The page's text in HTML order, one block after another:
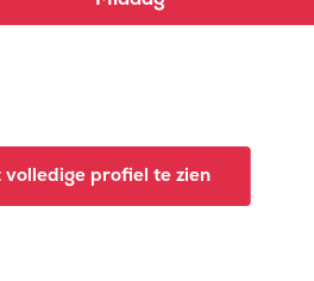
volledige profiel te zien